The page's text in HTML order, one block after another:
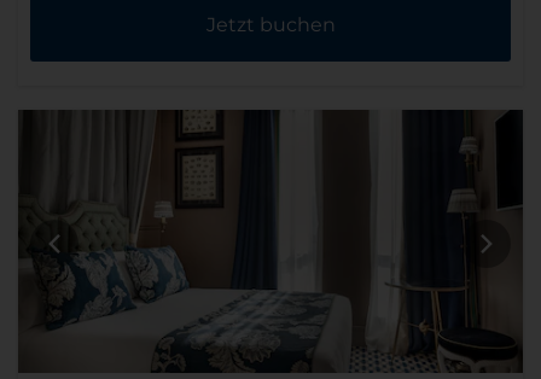
Jetzt buchen